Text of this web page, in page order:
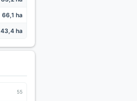
66,1 ha
43,4 ha
55